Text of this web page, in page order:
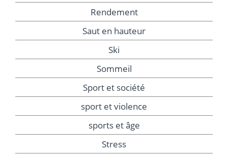
Rendement
Saut en hauteur
Ski
Sommeil
Sport et société
sport et violence
sports et âge
Stress